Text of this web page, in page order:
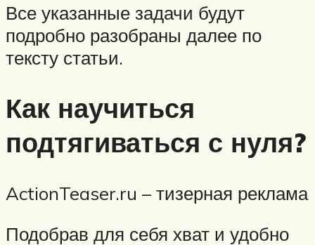
Все указанные задачи будут
подробно разобраны далее по
тексту статьи.
Как научиться
подтягиваться с нуля?
ActionTeaser.ru – тизерная реклама
Подобрав для себя хват и удобно